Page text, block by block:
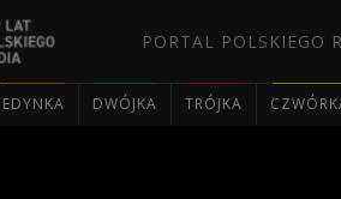
PORTAL POLSKIEGO
JEDYNKA DWÓJKA TRÓJKA